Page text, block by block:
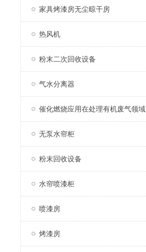
家具烤漆房无尘晾干房
热风机
粉末二次回收设备
气水分离器
催化燃烧应用在处理有机废气领域
无泵水帘柜
粉末回收设备
水帘喷漆柜
喷漆房
烤漆房